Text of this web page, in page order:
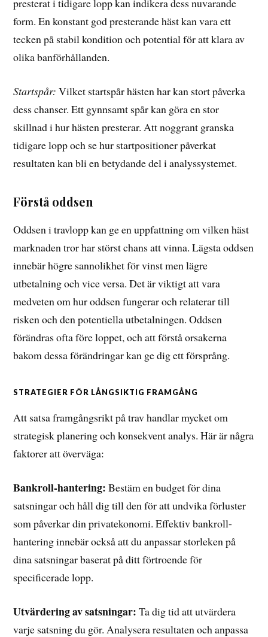
presterat i tidigare lopp kan indikera dess nuvarande
form. En konstant god presterande häst kan vara ett
tecken på stabil kondition och potential för att klara av
olika banförhållanden.
Startspår: Vilket startspår hästen har kan stort påverka
dess chanser. Ett gynnsamt spår kan göra en stor
skillnad i hur hästen presterar. Att noggrant granska
tidigare lopp och se hur startpositioner påverkat
resultaten kan bli en betydande del i analyssystemet.
Förstå oddsen
Oddsen i travlopp kan ge en uppfattning om vilken häst
marknaden tror har störst chans att vinna. Lägsta oddsen
innebär högre sannolikhet för vinst men lägre
utbetalning och vice versa. Det är viktigt att vara
medveten om hur oddsen fungerar och relaterar till
risken och den potentiella utbetalningen. Oddsen
förändras ofta före loppet, och att förstå orsakerna
bakom dessa förändringar kan ge dig ett försprång.
STRATEGIER FÖR LÅNGSIKTIG FRAMGÅNG
Att satsa framgångsrikt på trav handlar mycket om
strategisk planering och konsekvent analys. Här är några
faktorer att överväga:
Bankroll-hantering: Bestäm en budget för dina
satsningar och håll dig till den för att undvika förluster
som påverkar din privatekonomi. Effektiv bankroll-
hantering innebär också att du anpassar storleken på
dina satsningar baserat på ditt förtroende för
specificerade lopp.
Utvärdering av satsningar: Ta dig tid att utvärdera
varje satsning du gör. Analysera resultaten och anpassa